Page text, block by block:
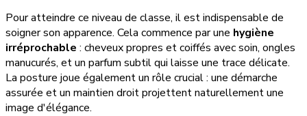
Pour atteindre ce niveau de classe, il est indispensable de
soigner son apparence. Cela commence par une hygiène
irréprochable : cheveux propres et coiffés avec soin, ongles
manucurés, et un parfum subtil qui laisse une trace délicate.
La posture joue également un rôle crucial : une démarche
assurée et un maintien droit projettent naturellement une
image d'élégance.